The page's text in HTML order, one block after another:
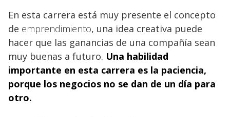
En esta carrera está muy presente el concepto
de emprendimiento, una idea creativa puede
hacer que las ganancias de una compañía sean
muy buenas a futuro. Una habilidad
importante en esta carrera es la paciencia,
porque los negocios no se dan de un día para
otro.